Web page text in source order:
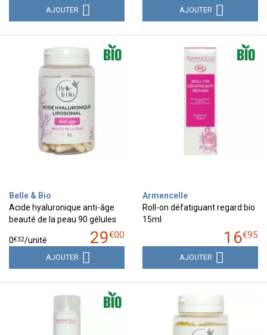
AJOUTER AJOUTER
Belle & Bio
Acide hyaluronique anti-âge
beauté de la peau 90 gélules
29€00
0€32/unité
AJOUTER
Armencelle
Roll-on défatiguant regard bio
15ml
16€95
AJOUTER